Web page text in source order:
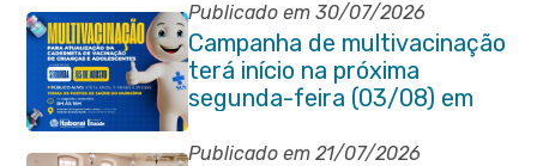
Publicado em 30/07/2026
Campanha de multivacinação
terá início na próxima
segunda-feira (03/08) em
Itaboraí
Publicado em 21/07/2026